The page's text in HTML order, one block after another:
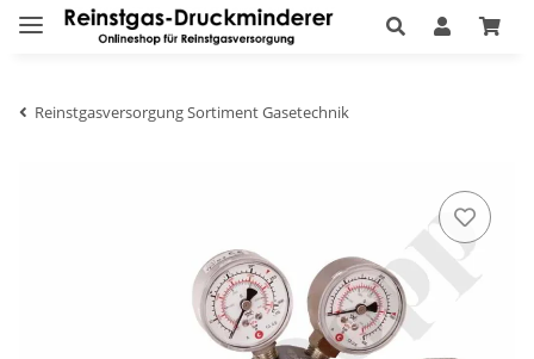
Reinstgasversorgung Sortiment Gasetechnik